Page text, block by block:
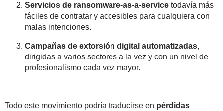
Servicios de ransomware-as-a-service todavía más
fáciles de contratar y accesibles para cualquiera con
malas intenciones.
Campañas de extorsión digital automatizadas,
dirigidas a varios sectores a la vez y con un nivel de
profesionalismo cada vez mayor.
Todo este movimiento podría traducirse en pérdidas